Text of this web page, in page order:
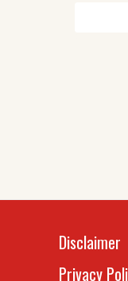
Disclaimer
Privacy